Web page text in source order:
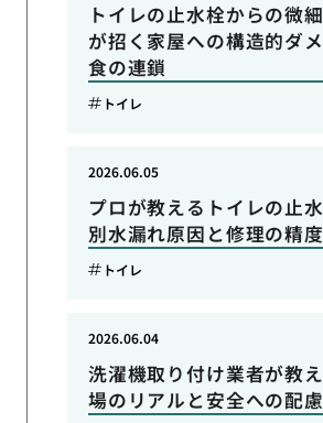
トイレの止水栓からの微
が招く家屋への構造的ダ
食の連鎖
トイレ
プロが教えるトイレの止
別水漏れ原因と修理の精度
2026.06.05
トイレ
洗濯機取り付け業者が教
場のリアルと安全への配慮
2026.06.04